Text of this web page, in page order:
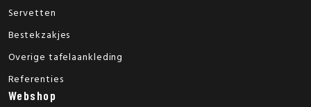
Servetten
Bestekzakjes
Overige tafelaankleding
Referenties
Webshop